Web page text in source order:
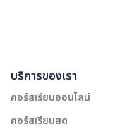
บริการของเรา
คอร์สเรียนออนไลน์
คอร์สเรียนสด